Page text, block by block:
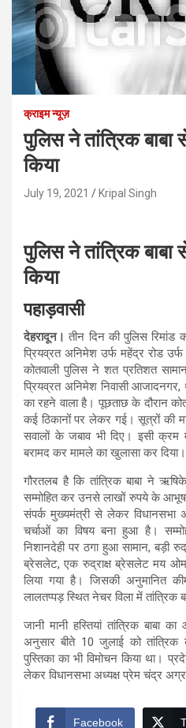
क्राइम न्यूज़
पुलिस ने तांत्रिक बाबा
किया
July 19, 2021 Kripal Singh
पुलिस ने तांत्रिक बाबा
किया
पहाड़वासी
देहरादून। तीन दिन की पुलिस रिमांड
प्रियव्रत अनिमेश उर्फ महेंद्र रोड
कोतवाली पुलिस ने शत प्रतिशत
प्रियव्रत अनिमेश निवासी आजादनगर,
का रहने वाला है। पूछताछ के दौरान
कई ठिकानों पर लेकर गई। सूत्रों की
सवालों के जबाव भी दिए। इसी क्रम
बरामद कर मामले का खुलासा कर दिया।
गौरतलब है कि तांत्रिक बाबा ने
सम्मोहित कर उनसे लाखों रुपये के
संपर्क मुख्यमंत्री से लेकर विधानसभा
चर्चाओं का विषय बना हुआ है।
निशानदेही पर ठगा हुआ सामान, बड़ी
ब्रेसलेट, एक रुद्राक्ष ब्रेसलेट मय
लिया गया है। जिसकी अनुमानित
लालतप्पड़ स्थित नेचर विला में तांत्रिक
जानी मानी हस्तियां तांत्रिक बाबा
अनुसार बीते 10 जुलाई को तांत्रिक
पुस्तिका का भी विमोचन किया था।
लेकर विधानसभा अध्यक्ष प्रेम चंद्र
Facebook